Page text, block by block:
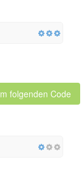
folgenden Code